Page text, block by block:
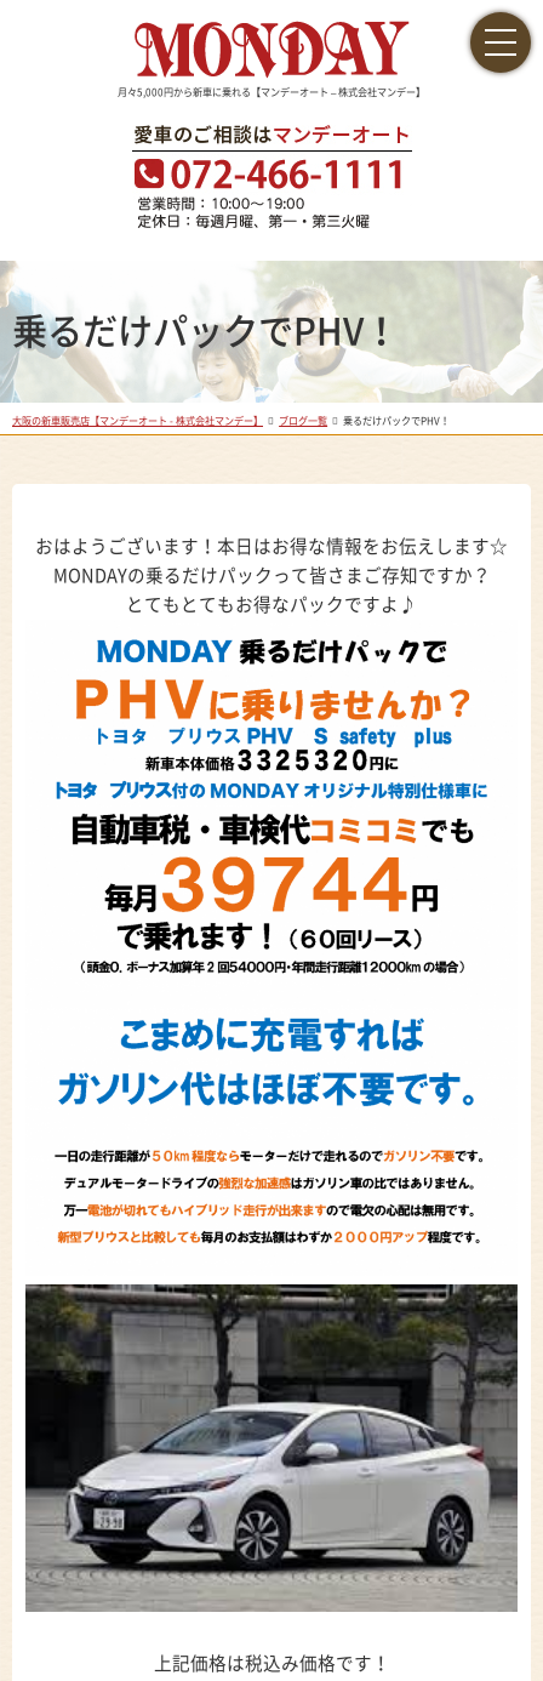
月々5,000円から新車に乗れる【マンデーオート – 株式会社マンデー】
乗るだけパックでPHV！
大阪の新車販売店【マンデーオート - 株式会社マンデー】 ブログ一覧 乗るだけパックでPHV！
おはようございます！本日はお得な情報をお伝えします☆
MONDAYの乗るだけパックって皆さまご存知ですか？
とてもとてもお得なパックですよ♪
上記価格は税込み価格です！